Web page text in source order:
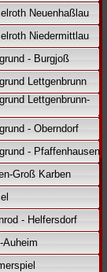
Neuenhaßlau
Niedermittlau
- Burgjoß
Lettgenbrunn
Lettgenbrunn-
- Oberndorf
- Pfaffenhausen
Groß Karben
- Helfersdorf